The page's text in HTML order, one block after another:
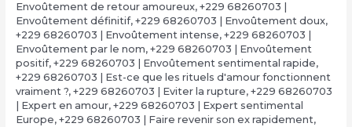
Envoûtement de retour amoureux, +229 68260703 |
Envoûtement définitif, +229 68260703 | Envoûtement doux,
+229 68260703 | Envoûtement intense, +229 68260703 |
Envoûtement par le nom, +229 68260703 | Envoûtement
positif, +229 68260703 | Envoûtement sentimental rapide,
+229 68260703 | Est-ce que les rituels d'amour fonctionnent
vraiment ?, +229 68260703 | Eviter la rupture, +229 68260703
| Expert en amour, +229 68260703 | Expert sentimental
Europe, +229 68260703 | Faire revenir son ex rapidement,